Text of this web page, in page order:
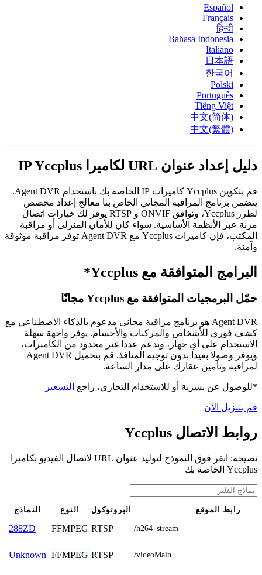
Español
Français
हिन्दी
Bahasa Indonesia
Italiano
日本語
한국어
Polski
Português
Tiếng Việt
中文(简体)
中文(繁體)
دليل إعداد عنوان URL لكاميرا IP Yccplus
قم بتكوين Yccplus كاميرات IP الخاصة بك باستخدام Agent DVR.
يتضمن برنامج المراقبة المجاني الخاص بنا معالج إعداد مخصص
لطرز Yccplus، وتوافق ONVIF و RTSP يوفر لك خيارات اتصال
مرنة عبر الأنظمة الأساسية. سواء كان للأمان المنزلي أو مراقبة
المكتب، فإن كاميرات Yccplus مع Agent DVR توفر مراقبة موثوقة
وآمنة.
البرامج المتوافقة مع Yccplus*
حمّل البرمجيات المتوافقة مع Yccplus مجانًا
Agent DVR هو برنامج مراقبة مجاني مدعوم بالذكاء الاصطناعي مع
كشف فوري للأشخاص والمركبات والأجسام. يوفر واجهة سهلة
الاستخدام على أي جهاز، ويدعم عددا غير محدود من الكاميرات،
ويوفر وصولا بعيدا بدون توجيه المنافذ. قم بتحميل Agent DVR
لمراقبة وتأمين عقارك على مدار الساعة.
*للوصول عن بسرية أو للاستخدام التجاري، راجع التسعير
قم بتنزيل الآن
روابط الاتصال Yccplus
نصيحة: انقر فوق النموذج لتوليد عنوان URL لاتصال الفيديو بكاميرا
Yccplus الخاصة بك
النماذج النوع البروتوكول رابط الموقع
288ZD FFMPEG RTSP /h264_stream
Unknown FFMPEG RTSP /videoMain